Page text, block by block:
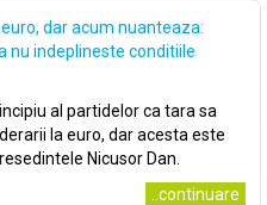
dar acum nuanteaza:
nu indeplineste conditiile
al partidelor ca tara sa
la euro, dar acesta este
Nicusor Dan.
..continuare